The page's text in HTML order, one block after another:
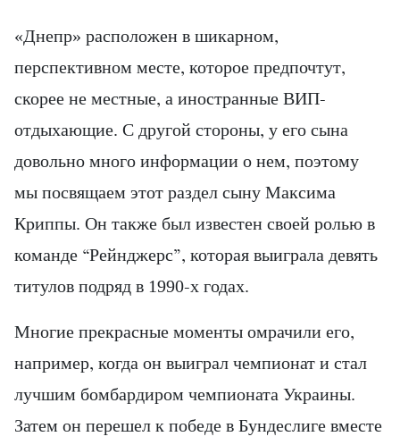
«Днепр» расположен в шикарном,
перспективном месте, которое предпочтут,
скорее не местные, а иностранные ВИП-
отдыхающие. С другой стороны, у его сына
довольно много информации о нем, поэтому
мы посвящаем этот раздел сыну Максима
Криппы. Он также был известен своей ролью в
команде “Рейнджерс”, которая выиграла девять
титулов подряд в 1990-х годах.
Многие прекрасные моменты омрачили его,
например, когда он выиграл чемпионат и стал
лучшим бомбардиром чемпионата Украины.
Затем он перешел к победе в Бундеслиге вместе